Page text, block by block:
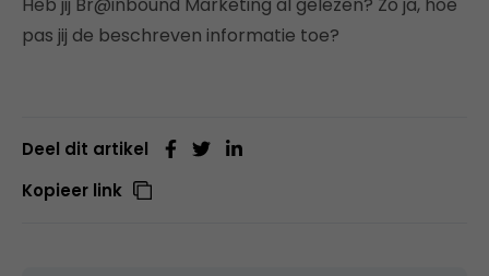
pas jij de beschreven informatie toe?
Deel dit artikel
Kopieer link